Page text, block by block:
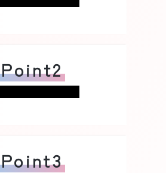
Point2
Point3